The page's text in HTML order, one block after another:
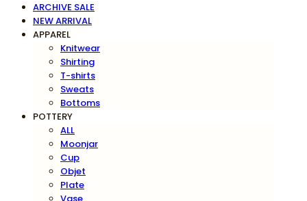
ARCHIVE SALE
NEW ARRIVAL
APPAREL
Knitwear
Shirting
T-shirts
Sweats
Bottoms
POTTERY
ALL
Moonjar
Cup
Objet
Plate